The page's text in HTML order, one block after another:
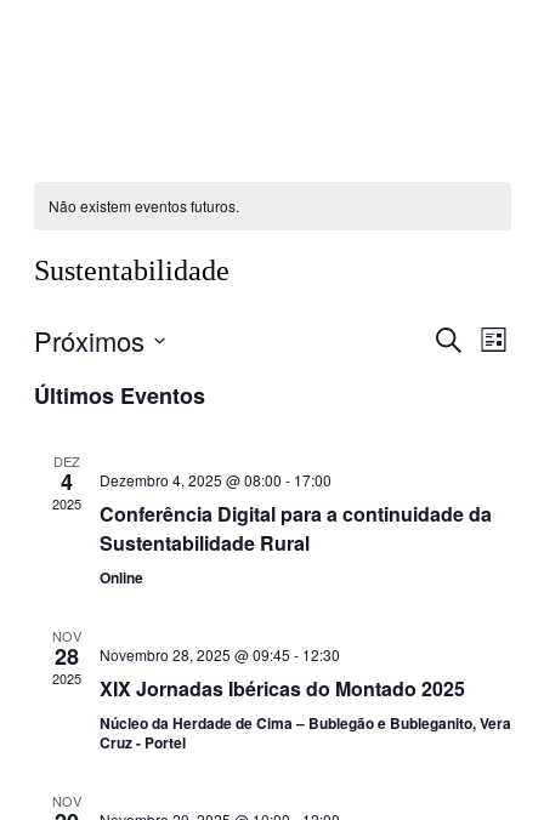
Não existem eventos futuros.
Sustentabilidade
Eventos
Pesquisar
Lista
Próximos
data
Últimos Eventos
DEZ
4
2025
Dezembro 4, 2025 @ 08:00 - 17:00
Conferência Digital para a continuidade da
Sustentabilidade Rural
Online
NOV
28
2025
Novembro 28, 2025 @ 09:45 - 12:30
XIX Jornadas Ibéricas do Montado 2025
Núcleo da Herdade de Cima – Bublegão e Bubleganito, Vera
Cruz - Portel
NOV